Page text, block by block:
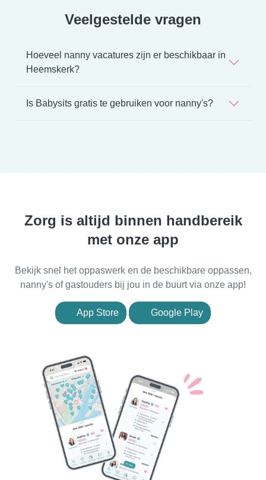
Veelgestelde vragen
Hoeveel nanny vacatures zijn er beschikbaar in
Heemskerk?
Is Babysits gratis te gebruiken voor nanny's?
Zorg is altijd binnen handbereik
met onze app
Bekijk snel het oppaswerk en de beschikbare oppassen,
nanny's of gastouders bij jou in de buurt via onze app!
App Store Google Play